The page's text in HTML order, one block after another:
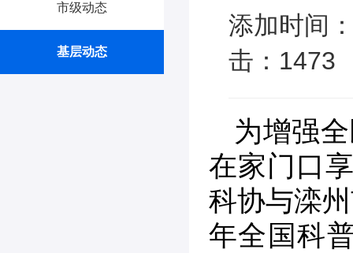
市级动态
基层动态
添加时间
击：1473
为增强
在家门口
科协与滦
年全国科